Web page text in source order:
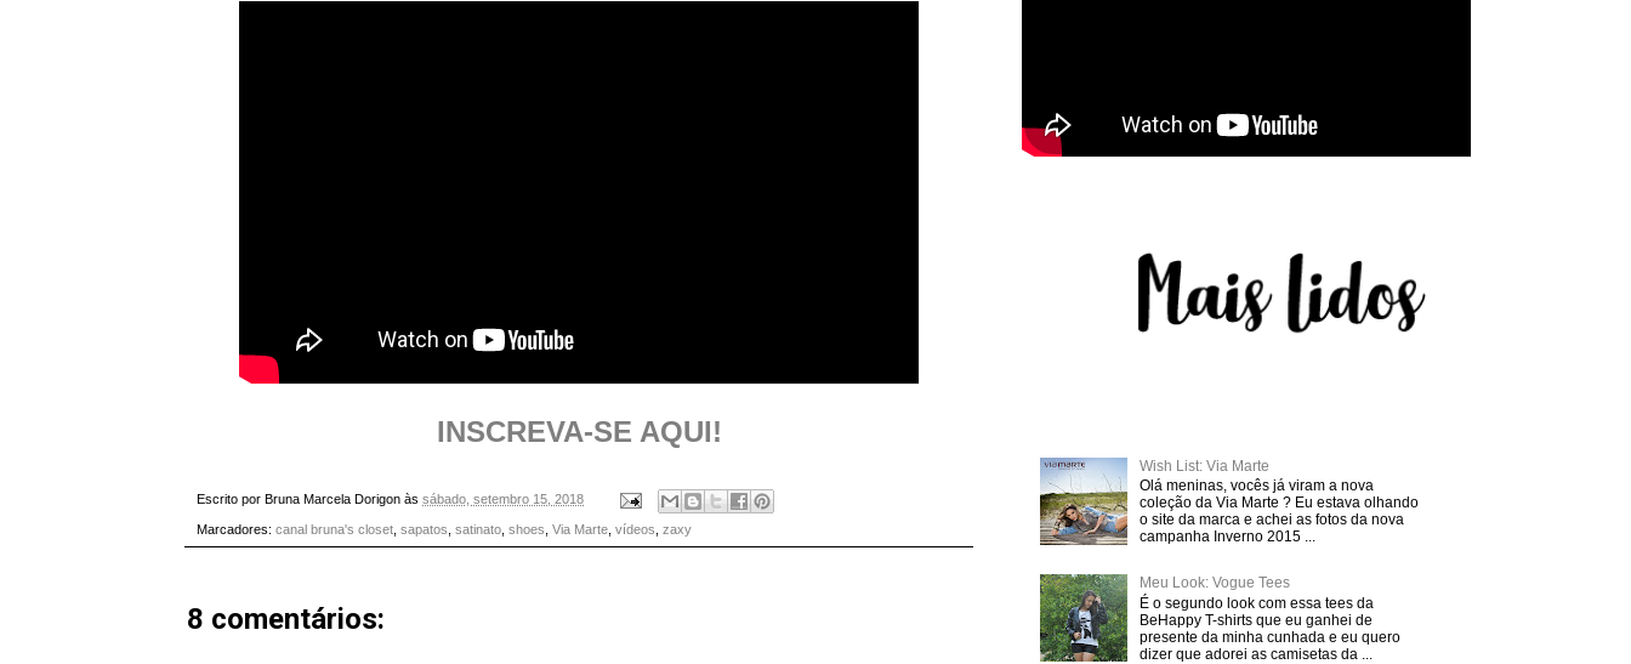
INSCREVA-SE AQUI!
Escrito por Bruna Marcela Dorigon às sábado, setembro 15, 2018
Marcadores: canal bruna's closet sapatos satinato shoes Via Marte vídeos zaxy
8 comentários:
Wish List: Via Marte
Olá meninas, vocês já viram a nova
coleção da Via Marte ? Eu estava olhando
o site da marca e achei as fotos da nova
campanha Inverno 2015 ...
Meu Look: Vogue Tees
É o segundo look com essa tees da
BeHappy T-shirts que eu ganhei de
presente da minha cunhada e eu quero
dizer que adorei as camisetas da ...